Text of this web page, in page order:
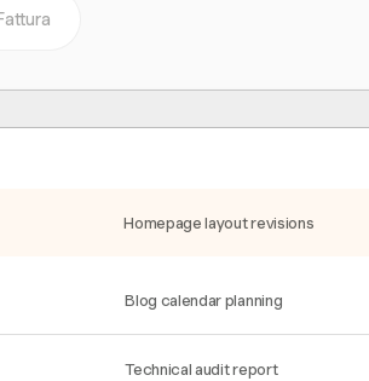
Homepage layout revisions
Blog calendar planning
Technical audit report